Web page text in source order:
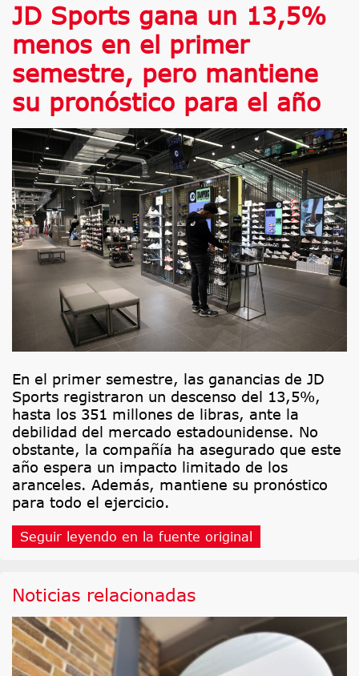
JD Sports gana un 13,5%
menos en el primer
semestre, pero mantiene
su pronóstico para el año
En el primer semestre, las ganancias de JD
Sports registraron un descenso del 13,5%,
hasta los 351 millones de libras, ante la
debilidad del mercado estadounidense. No
obstante, la compañía ha asegurado que este
año espera un impacto limitado de los
aranceles. Además, mantiene su pronóstico
para todo el ejercicio.
Seguir leyendo en la fuente original
Noticias relacionadas